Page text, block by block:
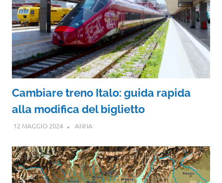
Cambiare treno Italo: guida rapida
alla modifica del biglietto
12 MAGGIO 2024 ANNA